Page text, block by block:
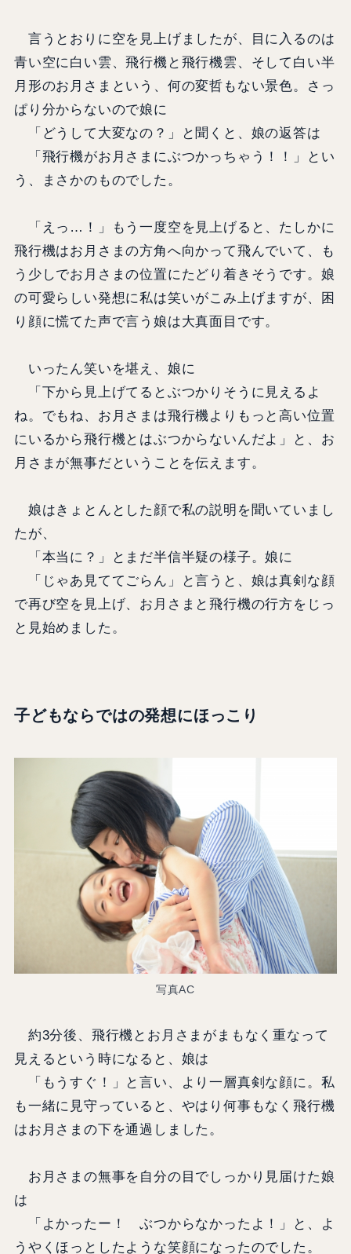
言うとおりに空を見上げましたが、目に入るのは
青い空に白い雲、飛行機と飛行機雲、そして白い半
月形のお月さまという、何の変哲もない景色。さっ
ぱり分からないので娘に
「どうして大変なの？」と聞くと、娘の返答は
「飛行機がお月さまにぶつかっちゃう！！」とい
う、まさかのものでした。
「えっ…！」もう一度空を見上げると、たしかに
飛行機はお月さまの方角へ向かって飛んでいて、も
う少しでお月さまの位置にたどり着きそうです。娘
の可愛らしい発想に私は笑いがこみ上げますが、困
り顔に慌てた声で言う娘は大真面目です。
いったん笑いを堪え、娘に
「下から見上げてるとぶつかりそうに見えるよ
ね。でもね、お月さまは飛行機よりもっと高い位置
にいるから飛行機とはぶつからないんだよ」と、お
月さまが無事だということを伝えます。
娘はきょとんとした顔で私の説明を聞いていまし
たが、
「本当に？」とまだ半信半疑の様子。娘に
「じゃあ見ててごらん」と言うと、娘は真剣な顔
で再び空を見上げ、お月さまと飛行機の行方をじっ
と見始めました。
子どもならではの発想にほっこり
写真AC
約3分後、飛行機とお月さまがまもなく重なって
見えるという時になると、娘は
「もうすぐ！」と言い、より一層真剣な顔に。私
も一緒に見守っていると、やはり何事もなく飛行機
はお月さまの下を通過しました。
お月さまの無事を自分の目でしっかり見届けた娘
は
「よかったー！ ぶつからなかったよ！」と、よ
うやくほっとしたような笑顔になったのでした。